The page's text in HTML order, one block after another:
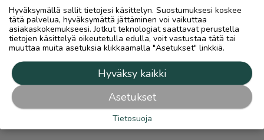
Hyväksymällä sallit tietojesi käsittelyn. Suostumuksesi koskee
tätä palvelua, hyväksymättä jättäminen voi vaikuttaa
asiakaskokemukseesi. Jotkut teknologiat saattavat perustella
tietojen käsittelyä oikeutetulla edulla, voit vastustaa tätä tai
muuttaa muita asetuksia klikkaamalla "Asetukset" linkkiä.
Hyväksy kaikki
Asetukset
Tietosuoja